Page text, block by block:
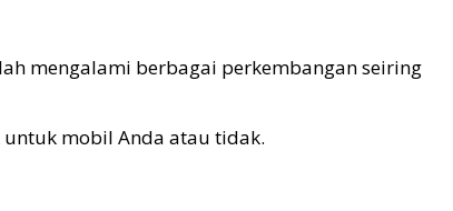
mengalami berbagai perkembangan seiring
mobil Anda atau tidak.